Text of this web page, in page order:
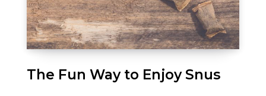
The Fun Way to Enjoy Snus